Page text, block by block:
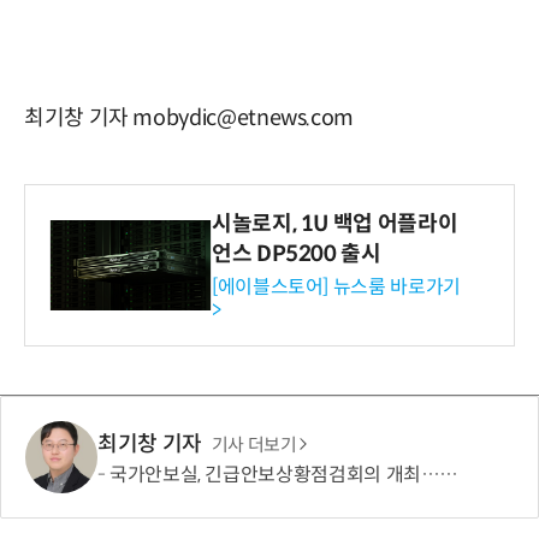
최기창 기자 mobydic@etnews.com
시놀로지, 1U 백업 어플라이
언스 DP5200 출시
[에이블스토어] 뉴스룸 바로가기
>
최기창 기자 기사 더보기
국가안보실, 긴급안보상황점검회의 개최…北 탄도미사일 관련